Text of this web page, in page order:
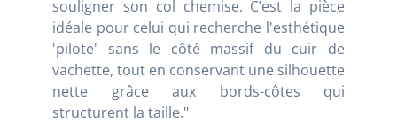
souligner son col chemise. C’est la pièce
idéale pour celui qui recherche l'esthétique
'pilote' sans le côté massif du cuir de
vachette, tout en conservant une silhouette
nette grâce aux bords-côtes qui
structurent la taille."